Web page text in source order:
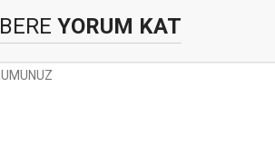
YORUM KAT